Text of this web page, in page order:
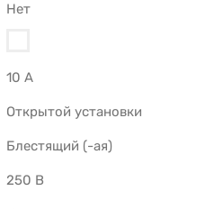
Нет
10 А
Открытой установки
Блестящий (-ая)
250 В